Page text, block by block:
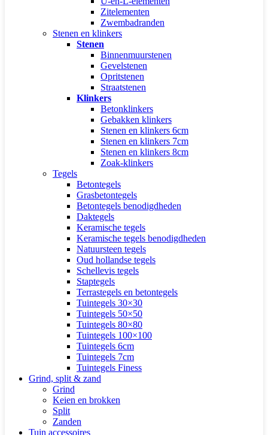
Zitelementen
Zwembadranden
Stenen en klinkers
Stenen
Binnenmuurstenen
Gevelstenen
Opritstenen
Straatstenen
Klinkers
Betonklinkers
Gebakken klinkers
Stenen en klinkers 6cm
Stenen en klinkers 7cm
Stenen en klinkers 8cm
Zoak-klinkers
Tegels
Betontegels
Grasbetontegels
Betontegels benodigdheden
Daktegels
Keramische tegels
Keramische tegels benodigdheden
Natuursteen tegels
Oud hollandse tegels
Schellevis tegels
Staptegels
Terrastegels en betontegels
Tuintegels 30×30
Tuintegels 50×50
Tuintegels 80×80
Tuintegels 100×100
Tuintegels 6cm
Tuintegels 7cm
Tuintegels Finess
Grind, split & zand
Grind
Keien en brokken
Split
Zanden
Tuin accessoires